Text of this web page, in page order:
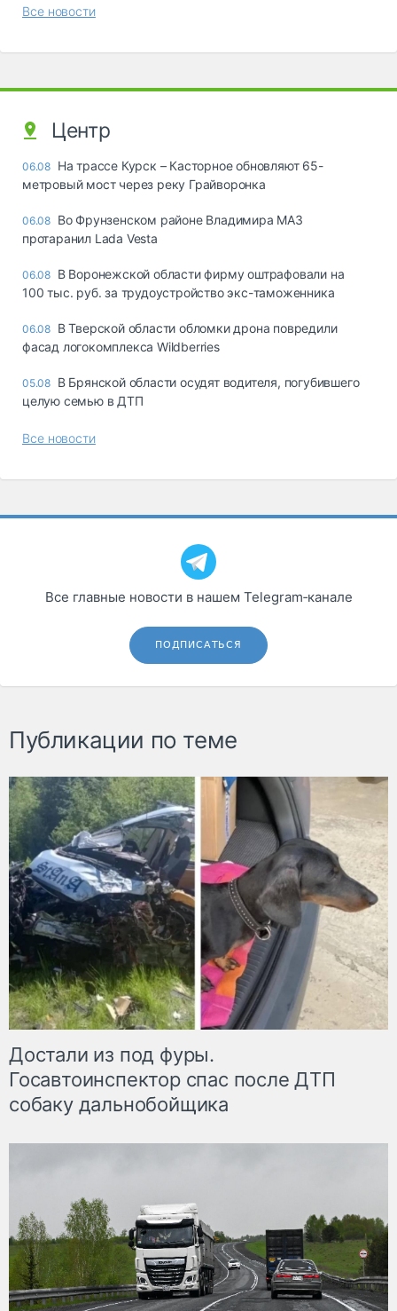
Все новости
Центр
06.08 На трассе Курск – Касторное обновляют 65-
метровый мост через реку Грайворонка
06.08 Во Фрунзенском районе Владимира МАЗ
протаранил Lada Vesta
06.08 В Воронежской области фирму оштрафовали на
100 тыс. руб. за трудоустройство экс-таможенника
06.08 В Тверской области обломки дрона повредили
фасад логокомплекса Wildberries
05.08 В Брянской области осудят водителя, погубившего
целую семью в ДТП
Все новости
Все главные новости в нашем Telegram‑канале
ПОДПИСАТЬСЯ
Публикации по теме
Достали из под фуры.
Госавтоинспектор спас после ДТП
собаку дальнобойщика